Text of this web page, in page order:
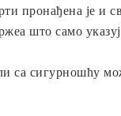
пронађена је и
што само
са сигурношћу